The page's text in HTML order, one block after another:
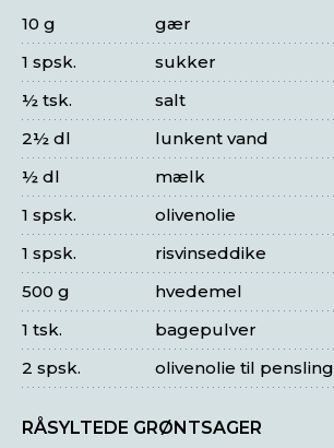
gær
10 g
sukker
1 spsk.
salt
½ tsk.
lunkent vand
2½ dl
mælk
½ dl
olivenolie
1 spsk.
risvinseddike
1 spsk.
hvedemel
500 g
bagepulver
1 tsk.
olivenolie til pensling
2 spsk.
RÅSYLTEDE GRØNTSAGER